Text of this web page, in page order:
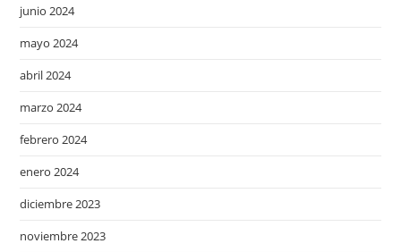
junio 2024
mayo 2024
abril 2024
marzo 2024
febrero 2024
enero 2024
diciembre 2023
noviembre 2023